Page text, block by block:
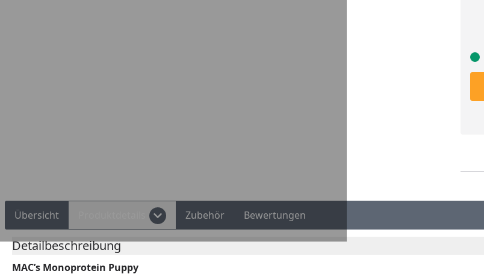
Übersicht Zubehör Bewertungen
Detailbeschreibung
MAC’s Monoprotein Puppy